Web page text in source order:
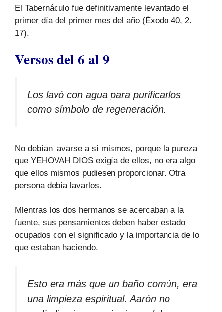
El Tabernáculo fue definitivamente levantado el
primer día del primer mes del año (Éxodo 40, 2.
17).
Versos del 6 al 9
Los lavó con agua para purificarlos
como símbolo de regeneración.
No debían lavarse a sí mismos, porque la pureza
que YEHOVAH DIOS exigía de ellos, no era algo
que ellos mismos pudiesen proporcionar. Otra
persona debía lavarlos.
Mientras los dos hermanos se acercaban a la
fuente, sus pensamientos deben haber estado
ocupados con el significado y la importancia de lo
que estaban haciendo.
Esto era más que un baño común, era
una limpieza espiritual. Aarón no